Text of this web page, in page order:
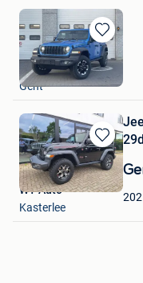
Bewaren
in
Mijn
Favorieten
Garage Gent Motors
Gent
Bewaren
in
Mijn
Favorieten
WT Auto
Kasterlee